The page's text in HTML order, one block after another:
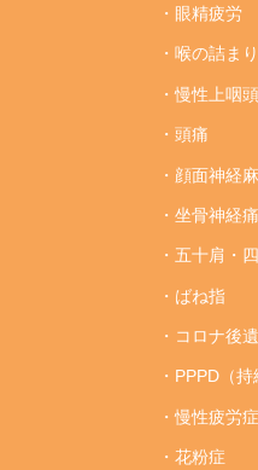
・眼精疲労
・喉の詰ま
・慢性上咽
・頭痛
・顔面神経
・坐骨神経
・五十肩・
・ばね指
・コロナ後
・PPPD（
・慢性疲労
・花粉症